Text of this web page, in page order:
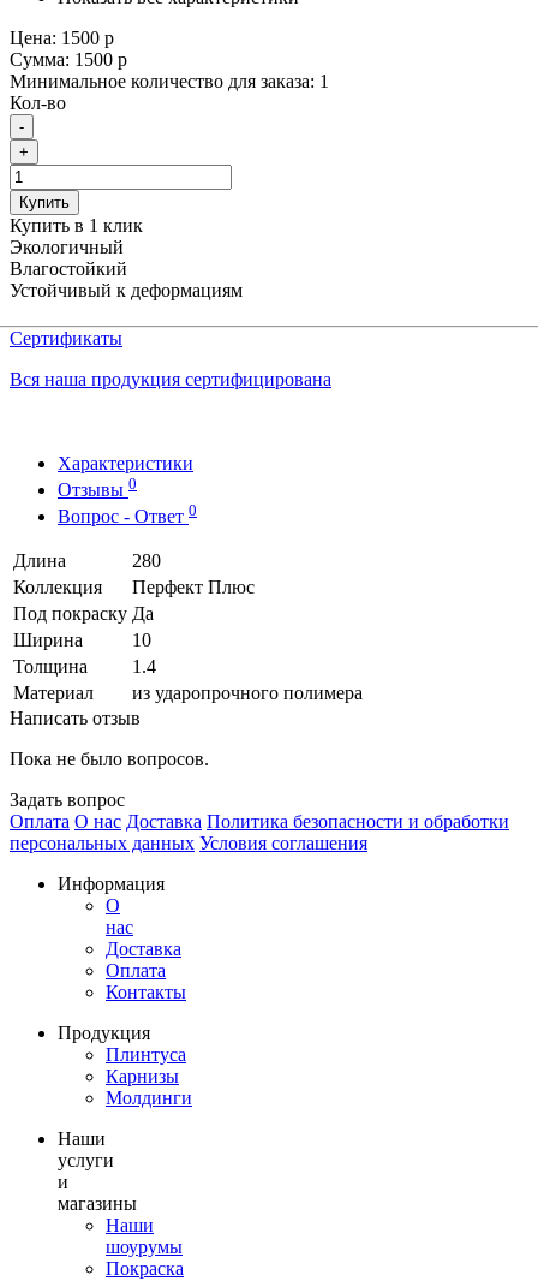
Цена: 1500 р
Сумма: 1500 р
Минимальное количество для заказа: 1
Кол-во
-
+
Купить
Купить в 1 клик
Экологичный
Влагостойкий
Устойчивый к деформациям
Сертификаты
Вся наша продукция сертифицирована
Характеристики
Отзывы 0
Вопрос - Ответ 0
Длина
280
Коллекция
Перфект Плюс
Под покраску Да
Ширина
10
Толщина
1.4
Материал
из ударопрочного полимера
Написать отзыв
Пока не было вопросов.
Задать вопрос
Оплата О нас Доставка Политика безопасности и обработки
персональных данных Условия соглашения
Информация
О
нас
Доставка
Оплата
Контакты
Продукция
Плинтуса
Карнизы
Молдинги
Наши
услуги
и
магазины
Наши
шоурумы
Покраска